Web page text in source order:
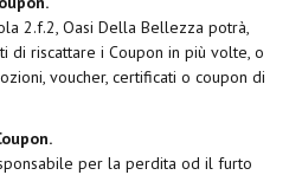
2.f.2, Oasi Della Bellezza potrà,
di riscattare i Coupon in più volte, o
voucher, certificati o coupon di
per la perdita od il furto